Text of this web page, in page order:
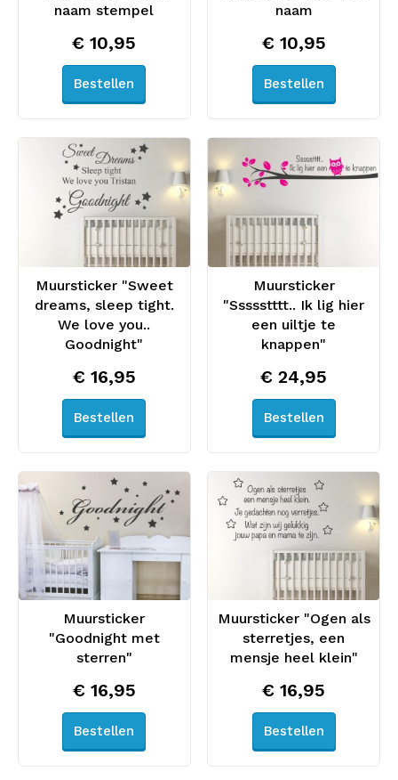
naam stempel
€ 10,95
Bestellen
naam
€ 10,95
Bestellen
Muursticker "Sweet
dreams, sleep tight.
We love you..
Goodnight"
€ 16,95
Bestellen
Muursticker
"Ssssstttt.. Ik lig hier
een uiltje te
knappen"
€ 24,95
Bestellen
Muursticker
"Goodnight met
sterren"
€ 16,95
Bestellen
Muursticker "Ogen als
sterretjes, een
mensje heel klein"
€ 16,95
Bestellen